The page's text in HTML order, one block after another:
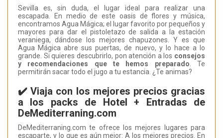
Sevilla es, sin duda, el lugar ideal para realizar una
escapada. En medio de este oasis de flores y música,
encontramos Agua Mágica; el lugar favorito por pequeños y
mayores para dar el pistoletazo de salida a la estación
veraniega, dándose los mejores chapuzones. Y es que
Agua Mágica abre sus puertas, de nuevo, y lo hace a lo
grande. Si quieres descubrirlo, pon atención a los consejos
y recomendaciones que te hemos preparado. Te
permitirán sacar todo el jugo a tu estancia. ¿Te animas?
✔️ Viaja con los mejores precios gracias
a los packs de Hotel + Entradas de
DeMediterraning.com
DeMediterraning.com te ofrece los mejores lugares para
escaparte, y lo que es aún mejor: A los mejores precios. En